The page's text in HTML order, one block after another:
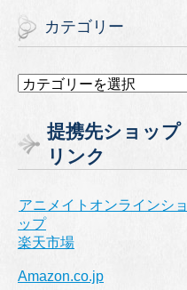
カテゴリー
カ
リ
ー
提携先ショップ
リンク
アニメイトオンラインショ
ップ
楽天市場
Amazon.co.jp